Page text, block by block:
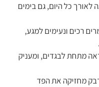
לאורך כל היום, גם בימים
רכים ונעימים למגע,
מתחת לבגדים, ומעניק
מחזיקה את הפד